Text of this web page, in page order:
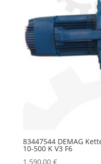
83447544 DEMAG
10-500 K V3 F6
1.590,00 €